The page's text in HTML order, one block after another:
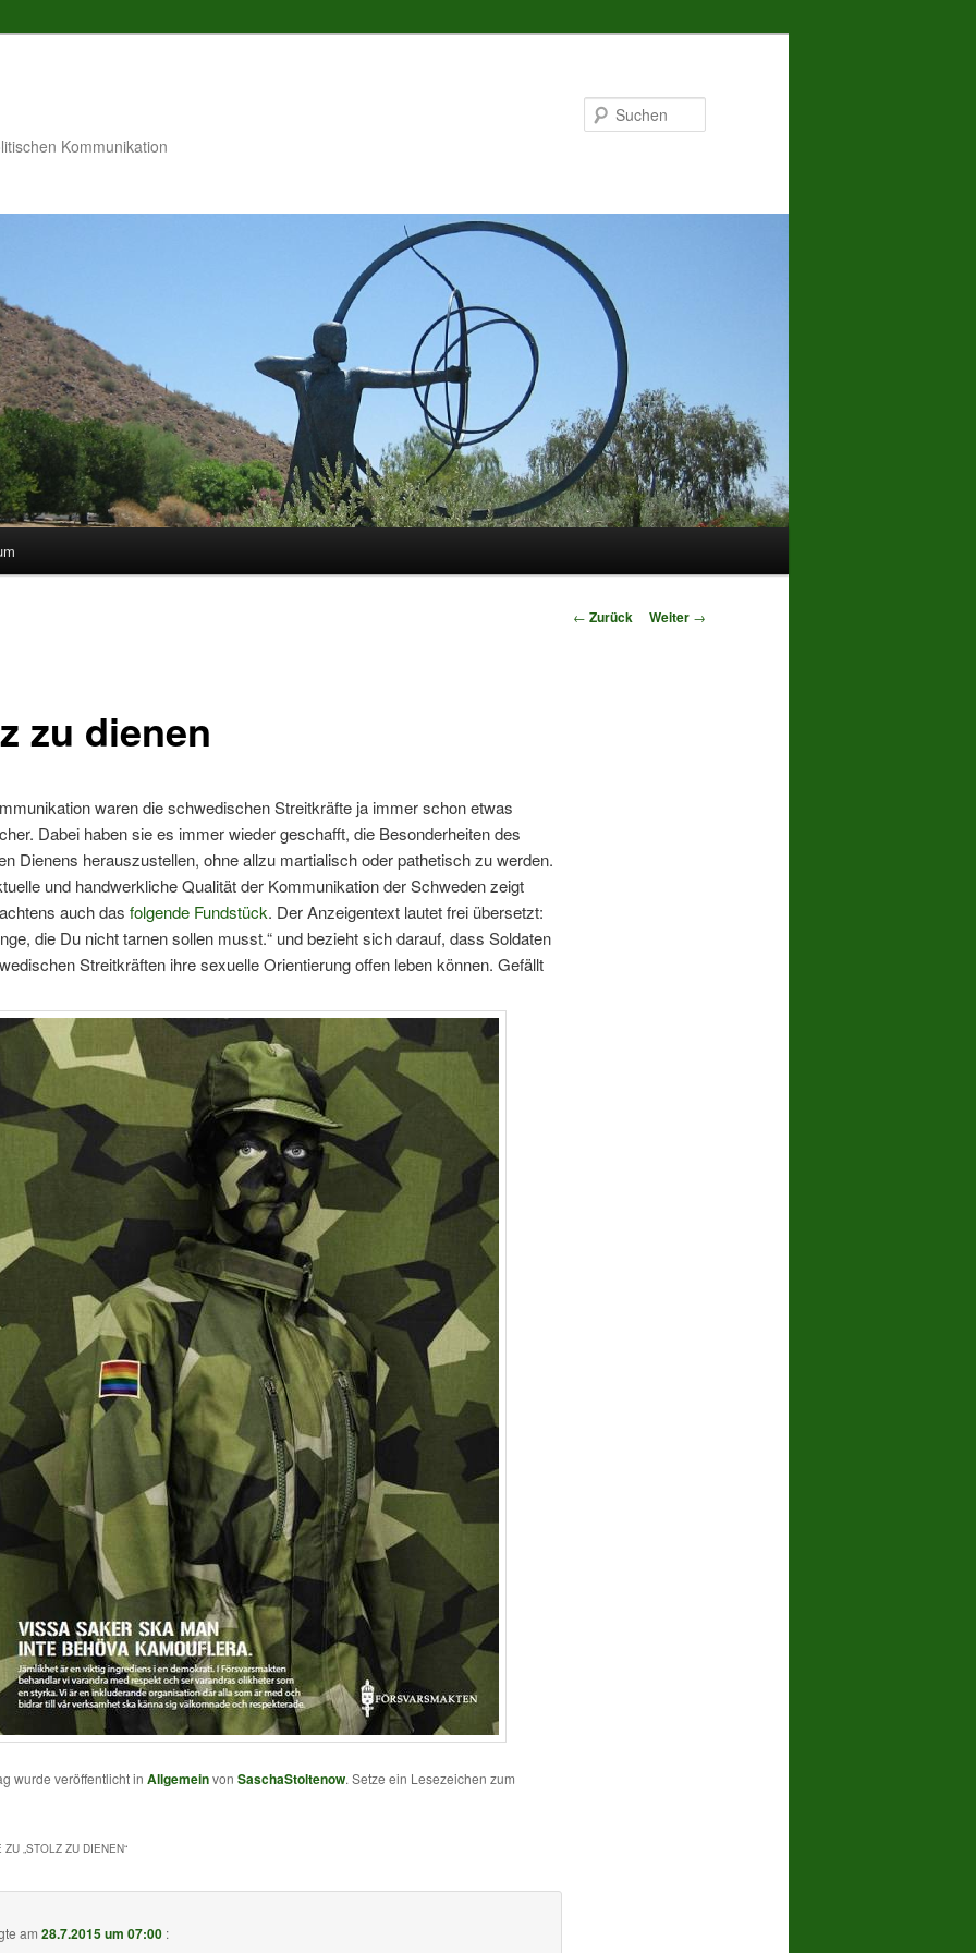
Kommunikation
Beitrags-
← Zurück Weiter →
zu dienen
waren die schwedischen Streitkräfte ja immer schon etwas
Dabei haben sie es immer wieder geschafft, die Besonderheiten des
Dienens herauszustellen, ohne allzu martialisch oder pathetisch zu werden.
und handwerkliche Qualität der Kommunikation der Schweden zeigt
auch das folgende Fundstück. Der Anzeigentext lautet frei übersetzt:
die Du nicht tarnen sollen musst.“ und bezieht sich darauf, dass Soldaten
Streitkräften ihre sexuelle Orientierung offen leben können. Gefällt
wurde veröffentlicht in Allgemeinvon SaschaStoltenow. Setze ein Lesezeichen zum
ZU „STOLZ ZU DIENEN“
am28.7.2015 um 07:00 :